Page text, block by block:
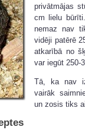
privātmājas
cm lielu
nemaz nav
vidēji patērē
atkarībā no
var iegūt 250-
Tā, ka nav
vairāk
un zosis tiks